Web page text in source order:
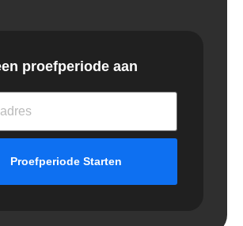
proefperiode aan
Proefperiode Starten